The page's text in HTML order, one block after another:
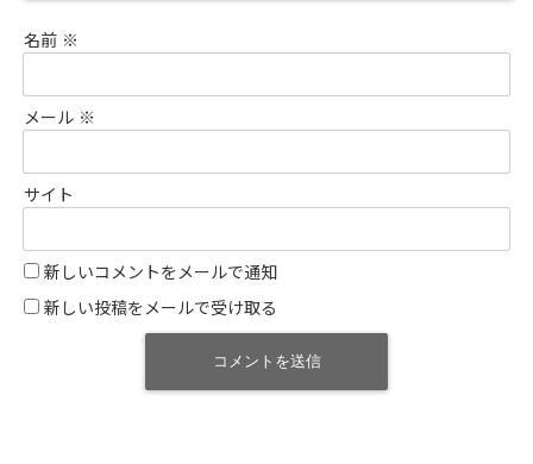
名前 ※
メール ※
サイト
新しいコメントをメールで通知
新しい投稿をメールで受け取る